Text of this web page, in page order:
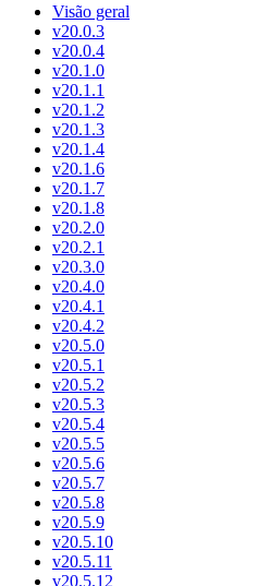
Visão geral
v20.0.3
v20.0.4
v20.1.0
v20.1.1
v20.1.2
v20.1.3
v20.1.4
v20.1.6
v20.1.7
v20.1.8
v20.2.0
v20.2.1
v20.3.0
v20.4.0
v20.4.1
v20.4.2
v20.5.0
v20.5.1
v20.5.2
v20.5.3
v20.5.4
v20.5.5
v20.5.6
v20.5.7
v20.5.8
v20.5.9
v20.5.10
v20.5.11
v20.5.12